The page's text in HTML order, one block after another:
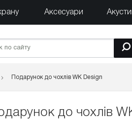
Аксесуари
Подарунок до чохлів WK Design
до чохлів